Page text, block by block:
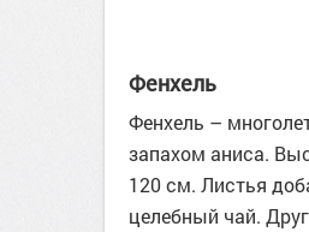
Фенхель
Фенхель –
запахом аниса.
120 см. Листья
целебный чай.